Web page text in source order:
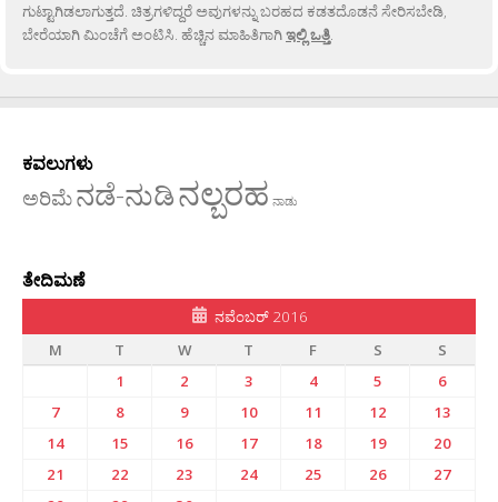
ಗುಟ್ಟಾಗಿಡಲಾಗುತ್ತದೆ. ಚಿತ್ರಗಳಿದ್ದರೆ ಅವುಗಳನ್ನು ಬರಹದ ಕಡತದೊಡನೆ ಸೇರಿಸಬೇಡಿ,
ಬೇರೆಯಾಗಿ ಮಿಂಚೆಗೆ ಅಂಟಿಸಿ. ಹೆಚ್ಚಿನ ಮಾಹಿತಿಗಾಗಿಇಲ್ಲಿ ಒತ್ತಿ.
ಕವಲುಗಳು
ಅರಿಮೆನಡೆ-ನುಡಿನಲ್ಬರಹ ನಾಡು
ತೇದಿಮಣೆ
ನವೆಂಬರ್ 2016
M
T W T F S
S
1
2 3 4 5
6
7
8 9 10 11 12
13
14
15 16 17 18 19
20
21
22 23 24 25 26
27